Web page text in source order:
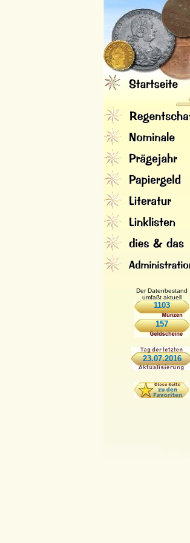
Der Datenbestand
umfaßt aktuell
1103
157
23.07.2016